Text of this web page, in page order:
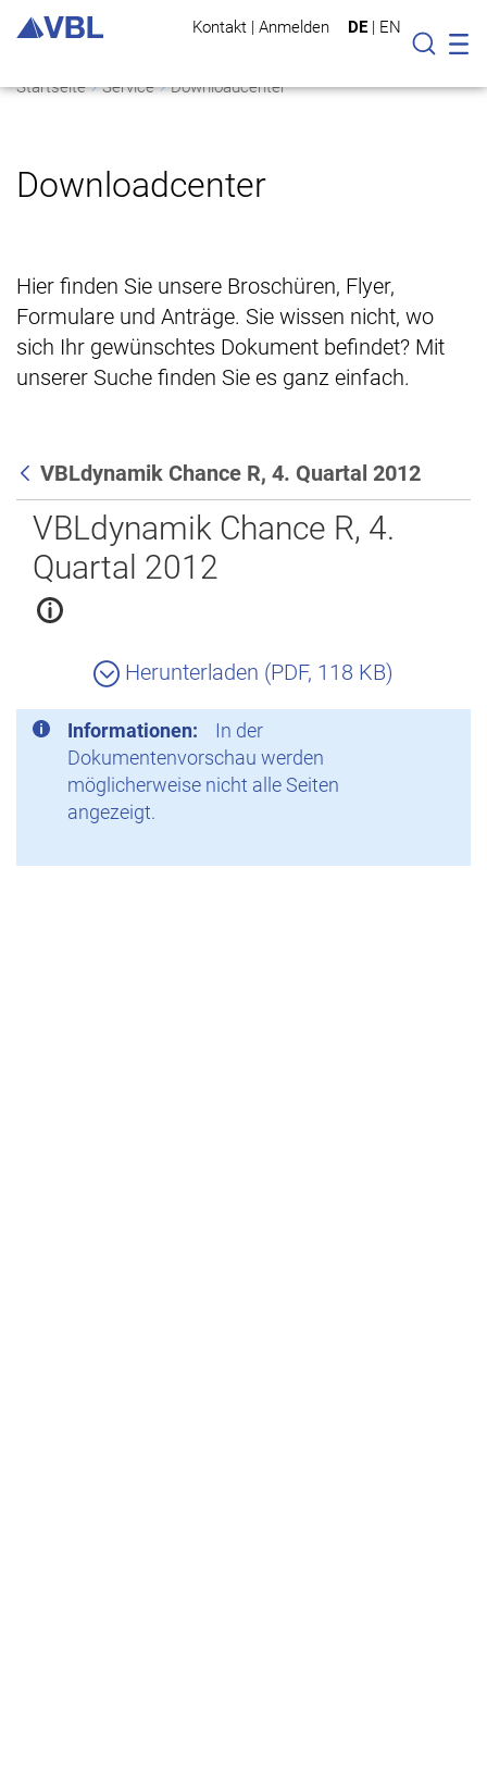
Kontakt | Anmelden DE | EN
Suche
Startseite Service Downloadcenter
Downloadcenter
Hier finden Sie unsere Broschüren, Flyer,
Formulare und Anträge. Sie wissen nicht, wo
sich Ihr gewünschtes Dokument befindet? Mit
unserer Suche finden Sie es ganz einfach.
Zurück
VBLdynamik Chance R, 4. Quartal 2012
VBLdynamik Chance R, 4.
Quartal 2012
Herunterladen (PDF, 118 KB)
Informationen:
In der
Dokumentenvorschau werden
möglicherweise nicht alle Seiten
angezeigt.